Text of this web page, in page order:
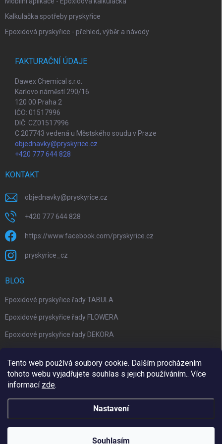
Tento web používá soubory cookie. Dalším procházením
tohoto webu vyjadřujete souhlas s jejich používáním.. Více
informací zde.
Nastavení
Souhlasím
Kalkulačka spotřeby pryskyřice
Epoxidová pryskyřice - přehled, výběr a návody
FAKTURAČNÍ ÚDAJE
Dawex Chemical s.r.o.
Karlovo náměstí 290/16
120 00 Praha 2
IČO: 01517996
DIČ: CZ01517996
C 207743 vedená u Městského soudu v Praze
objednavky@pryskyrice.cz
+420 777 644 828
KONTAKT
objednavky@pryskyrice.cz
+420 777 644 828
https://www.facebook.com/pryskyrice.cz
pryskyrice_cz
BLOG
Epoxidové pryskyřice řady TABULA
Epoxidové pryskyřice řady FLOWERA
Epoxidové pryskyřice řady DEKORA
Copyright 2026Pryskyřice.cz. Všechna práva vyhrazena.Upravit
nastavení cookies